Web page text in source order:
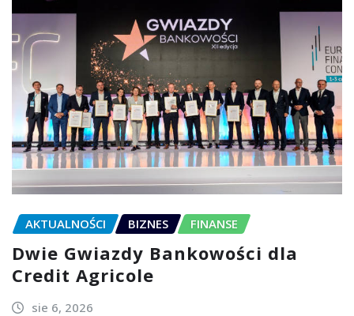
AKTUALNOŚCI BIZNES FINANSE
Dwie Gwiazdy Bankowości dla
Credit Agricole
sie 6, 2026